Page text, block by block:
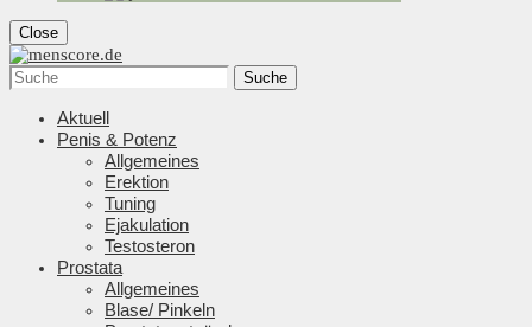
Close
Suche
Aktuell
Penis & Potenz
Allgemeines
Erektion
Tuning
Ejakulation
Testosteron
Prostata
Allgemeines
Blase/ Pinkeln